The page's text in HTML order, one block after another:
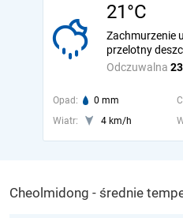
21°C
Odczuwalna
Zachmurzenie
przelotny
Opad: 0 mm
Wiatr:
4 km/h
Cheolmidong - średnie